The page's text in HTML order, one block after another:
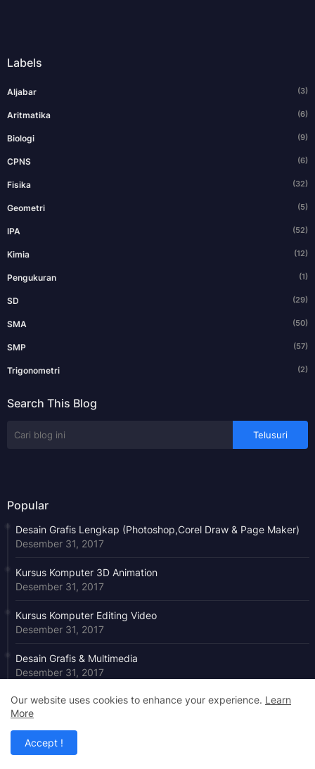
Labels
Aljabar (3)
Aritmatika (6)
Biologi (9)
CPNS (6)
Fisika (32)
Geometri (5)
IPA (52)
Kimia (12)
Pengukuran (1)
SD (29)
SMA (50)
SMP (57)
Trigonometri (2)
Search This Blog
Popular
Desain Grafis Lengkap (Photoshop,Corel Draw & Page Maker)
Desember 31, 2017
Kursus Komputer 3D Animation
Desember 31, 2017
Kursus Komputer Editing Video
Desember 31, 2017
Desain Grafis & Multimedia
Desember 31, 2017
BAHAN KIMIA DI DAPUR by Bimbel Jakarta Timur
Agustus 02, 2024
Kursus Komputer Ms. Excel
November 05, 2018
Our website uses cookies to enhance your experience. Learn
More
Accept !